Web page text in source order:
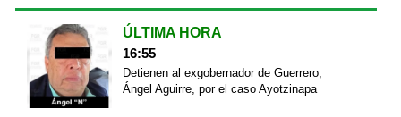
ÚLTIMA HORA
16:55
Detienen al exgobernador de Guerrero,
Ángel Aguirre, por el caso Ayotzinapa